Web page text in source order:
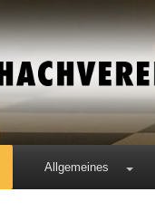
Allgemeines